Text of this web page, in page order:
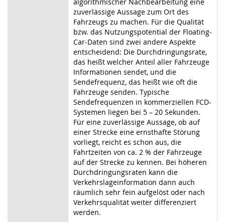
zuverlässige Aussage zum Ort des
Fahrzeugs zu machen. Für die Qualität
bzw. das Nutzungspotential der Floating-
Car-Daten sind zwei andere Aspekte
entscheidend: Die Durchdringungsrate,
das heißt welcher Anteil aller Fahrzeuge
Informationen sendet, und die
Sendefrequenz, das heißt wie oft die
Fahrzeuge senden. Typische
Sendefrequenzen in kommerziellen FCD-
Systemen liegen bei 5 – 20 Sekunden.
Für eine zuverlässige Aussage, ob auf
einer Strecke eine ernsthafte Störung
vorliegt, reicht es schon aus, die
Fahrtzeiten von ca. 2 % der Fahrzeuge
auf der Strecke zu kennen. Bei höheren
Durchdringungsraten kann die
Verkehrslageinformation dann auch
räumlich sehr fein aufgelöst oder nach
Verkehrsqualität weiter differenziert
werden.